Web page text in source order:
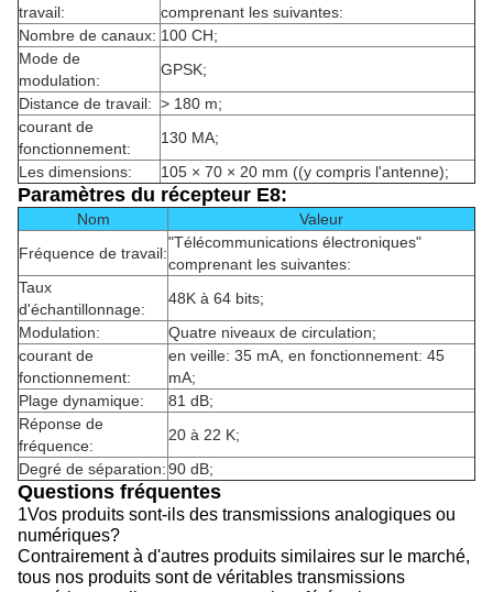
travail:
comprenant les suivantes:
Nombre de canaux: 100 CH;
Mode de
modulation:
GPSK;
Distance de travail: > 180 m;
courant de
fonctionnement:
130 MA;
Les dimensions:
105 × 70 × 20 mm ((y compris l'antenne);
Paramètres du récepteur E8:
Nom
Valeur
Fréquence de travail:
"Télécommunications électroniques"
comprenant les suivantes:
Taux
d'échantillonnage:
48K à 64 bits;
Modulation:
Quatre niveaux de circulation;
courant de
fonctionnement:
en veille: 35 mA, en fonctionnement: 45
mA;
Plage dynamique:
81 dB;
Réponse de
fréquence:
20 à 22 K;
Degré de séparation:90 dB;
Questions fréquentes
1Vos produits sont-ils des transmissions analogiques ou
numériques?
Contrairement à d'autres produits similaires sur le marché,
tous nos produits sont de véritables transmissions